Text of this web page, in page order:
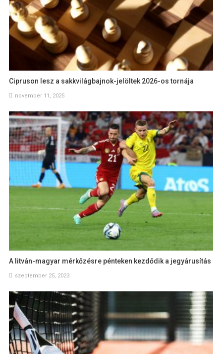
Cipruson lesz a sakkvilágbajnok-jelöltek 2026-os tornája
november 11, 2025
A litván-magyar mérkőzésre pénteken kezdődik a jegyárusítás
szeptember 25, 2023